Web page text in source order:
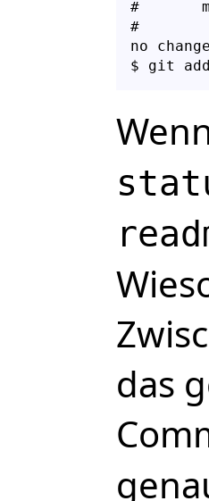
#
#
no
das